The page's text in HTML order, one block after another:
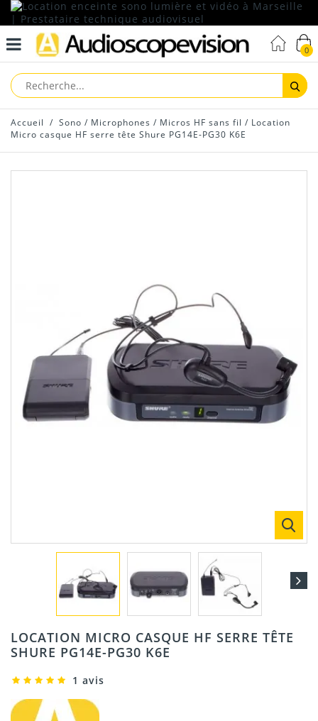
0
Accueil / Sono / Microphones / Micros HF sans fil / Location
Micro casque HF serre tête Shure PG14E-PG30 K6E
LOCATION MICRO CASQUE HF SERRE TÊTE
SHURE PG14E-PG30 K6E
1 avis